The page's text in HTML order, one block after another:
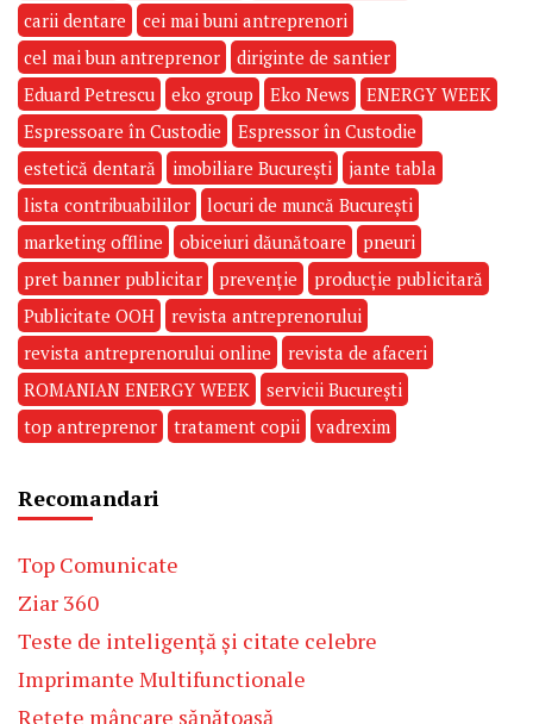
carii dentare
cei mai buni antreprenori
cel mai bun antreprenor
diriginte de santier
Eduard Petrescu
eko group Eko News
ENERGY WEEK
Espressoare în Custodie
Espressor în Custodie
estetică dentară
imobiliare București
jante tabla
lista contribuabililor
locuri de muncă București
marketing offline
obiceiuri dăunătoare
pneuri
pret banner publicitar
prevenție
producție publicitară
Publicitate OOH
revista antreprenorului
revista antreprenorului online
revista de afaceri
ROMANIAN ENERGY WEEK
servicii București
top antreprenor
tratament copii vadrexim
Recomandari
Top Comunicate
Ziar 360
Teste de inteligență și citate celebre
Imprimante Multifunctionale
Rețete mâncare sănătoasă